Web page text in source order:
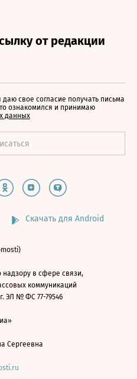
свое согласие получать письма
ознакомился и принимаю
данных
Скачать для Android
в сфере связи,
коммуникаций
ЭЛ № ФС 77-79546
Сергеевна